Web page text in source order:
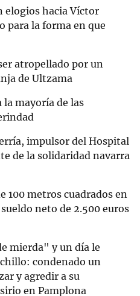
elogios hacia Víctor
para la forma en que
atropellado por un
de Ultzama
la mayoría de las
impulsor del Hospital
de la solidaridad navarra
100 metros cuadrados en
neto de 2.500 euros
mierda" y un día le
condenado un
y agredir a su
en Pamplona